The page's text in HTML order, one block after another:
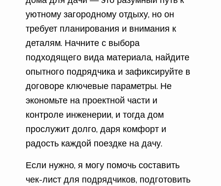
уютному загородному отдыху, но он
требует планирования и внимания к
деталям. Начните с выбора
подходящего вида материала, найдите
опытного подрядчика и зафиксируйте в
договоре ключевые параметры. Не
экономьте на проектной части и
контроле инженерии, и тогда дом
прослужит долго, даря комфорт и
радость каждой поездке на дачу.
Если нужно, я могу помочь составить
чек-лист для подрядчиков, подготовить